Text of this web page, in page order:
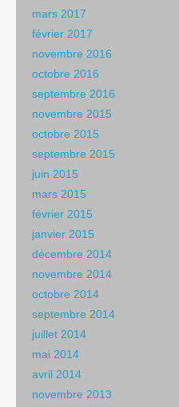
mars 2017
février 2017
novembre 2016
octobre 2016
septembre 2016
novembre 2015
octobre 2015
septembre 2015
juin 2015
mars 2015
février 2015
janvier 2015
décembre 2014
novembre 2014
octobre 2014
septembre 2014
juillet 2014
mai 2014
avril 2014
novembre 2013